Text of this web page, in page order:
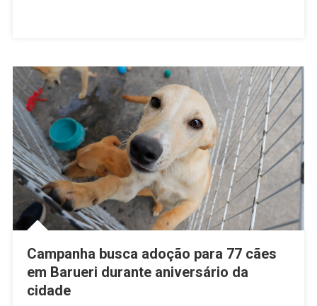
E
Grande
Porte
Campanha busca adoção para 77 cães
em Barueri durante aniversário da
cidade